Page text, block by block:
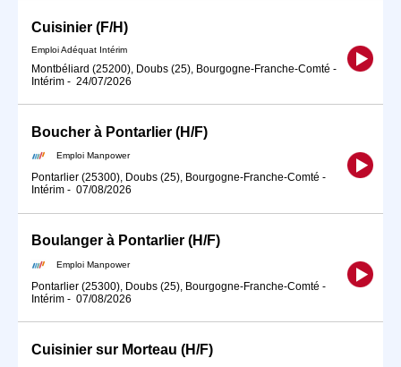
Cuisinier (F/H)
Emploi Adéquat Intérim
Montbéliard (25200), Doubs (25), Bourgogne-Franche-Comté -
Intérim - 24/07/2026
Boucher à Pontarlier (H/F)
Emploi Manpower
Pontarlier (25300), Doubs (25), Bourgogne-Franche-Comté -
Intérim - 07/08/2026
Boulanger à Pontarlier (H/F)
Emploi Manpower
Pontarlier (25300), Doubs (25), Bourgogne-Franche-Comté -
Intérim - 07/08/2026
Cuisinier sur Morteau (H/F)